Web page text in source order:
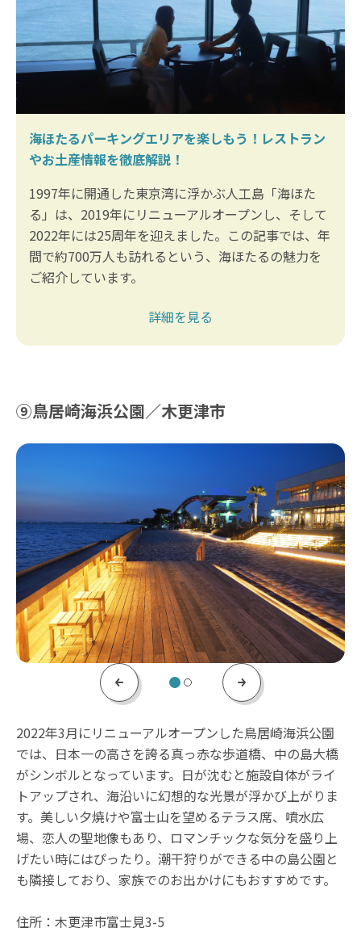
海ほたるパーキングエリアを楽しもう！レストラン
やお土産情報を徹底解説！
1997年に開通した東京湾に浮かぶ人工島「海ほた
る」は、2019年にリニューアルオープンし、そして
2022年には25周年を迎えました。この記事では、年
間で約700万人も訪れるという、海ほたるの魅力を
ご紹介しています。
詳細を見る
⑨鳥居崎海浜公園／木更津市
Previous Next
2022年3月にリニューアルオープンした鳥居崎海浜公園
では、日本一の高さを誇る真っ赤な歩道橋、中の島大橋
がシンボルとなっています。日が沈むと施設自体がライ
トアップされ、海沿いに幻想的な光景が浮かび上がりま
す。美しい夕焼けや富士山を望めるテラス席、噴水広
場、恋人の聖地像もあり、ロマンチックな気分を盛り上
げたい時にはぴったり。潮干狩りができる中の島公園と
も隣接しており、家族でのお出かけにもおすすめです。
住所：木更津市富士見3-5